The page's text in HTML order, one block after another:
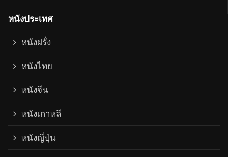
หนังประเทศ
หนังฝรั่ง
หนังไทย
หนังจีน
หนังเกาหลี
หนังญี่ปุ่น